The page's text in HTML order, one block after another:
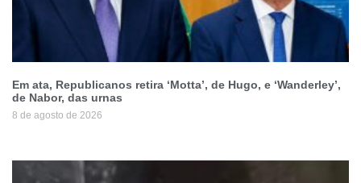
Em ata, Republicanos retira ‘Motta’, de Hugo, e ‘Wanderley’,
de Nabor, das urnas
8 de agosto de 2026